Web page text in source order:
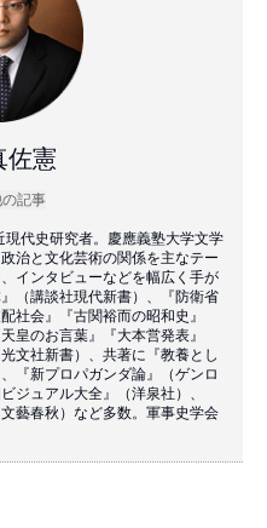
佐憲
記事
代史研究者。慶應義塾大学文学
治と文化芸術の関係を主なテー
インタビューなどを幅広く手が
（講談社現代新書）、『防衛省
社会』『古関裕而の昭和史』
皇のお言葉』『大本営発表』
文社新書）、共著に『教養とし
『新プロパガンダ論』（ゲンロ
ジュアル大全』（洋泉社）、
藝春秋）など多数。軍事史学会